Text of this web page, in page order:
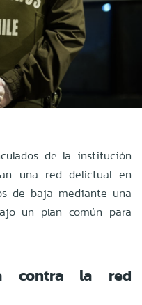
de la institución
una red delictual en
de baja mediante una
un plan común para
contra la red